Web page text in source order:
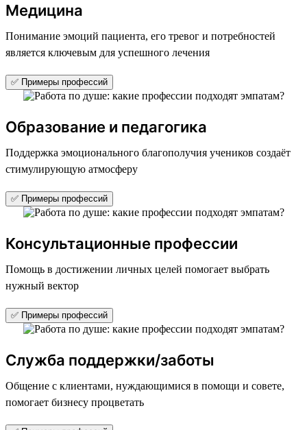
Медицина
Понимание эмоций пациента, его тревог и потребностей
является ключевым для успешного лечения
✅ Примеры профессий
Образование и педагогика
Поддержка эмоционального благополучия учеников создаёт
стимулирующую атмосферу
✅ Примеры профессий
Консультационные профессии
Помощь в достижении личных целей помогает выбрать
нужный вектор
✅ Примеры профессий
Служба поддержки/заботы
Общение с клиентами, нуждающимися в помощи и совете,
помогает бизнесу процветать